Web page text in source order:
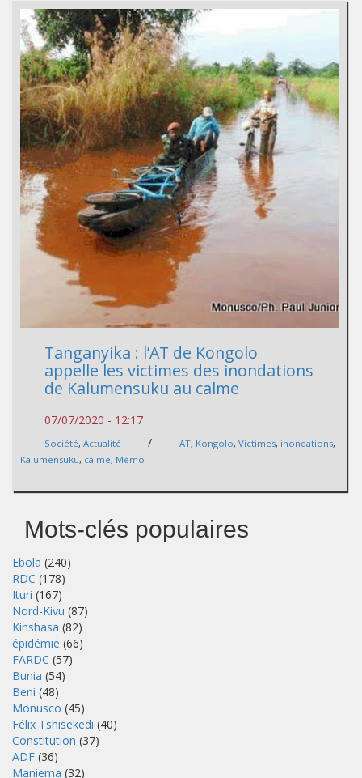
Tanganyika : l’AT de Kongolo
appelle les victimes des inondations
de Kalumensuku au calme
07/07/2020 - 12:17
Société, Actualité / AT, Kongolo, Victimes, inondations,
Kalumensuku, calme, Mémo
Mots-clés populaires
Ebola (240)
RDC (178)
Ituri (167)
Nord-Kivu (87)
Kinshasa (82)
épidémie (66)
FARDC (57)
Bunia (54)
Beni (48)
Monusco (45)
Félix Tshisekedi (40)
Constitution (37)
ADF (36)
Maniema (32)